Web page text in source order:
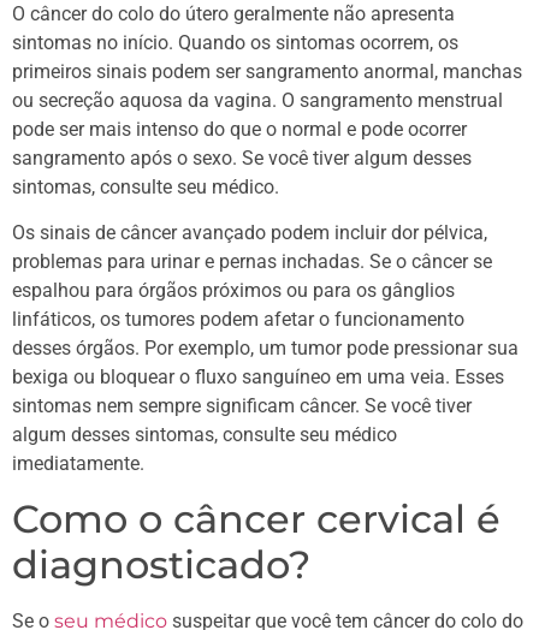
O câncer do colo do útero geralmente não apresenta
sintomas no início. Quando os sintomas ocorrem, os
primeiros sinais podem ser sangramento anormal, manchas
ou secreção aquosa da vagina. O sangramento menstrual
pode ser mais intenso do que o normal e pode ocorrer
sangramento após o sexo. Se você tiver algum desses
sintomas, consulte seu médico.
Os sinais de câncer avançado podem incluir dor pélvica,
problemas para urinar e pernas inchadas. Se o câncer se
espalhou para órgãos próximos ou para os gânglios
linfáticos, os tumores podem afetar o funcionamento
desses órgãos. Por exemplo, um tumor pode pressionar sua
bexiga ou bloquear o fluxo sanguíneo em uma veia. Esses
sintomas nem sempre significam câncer. Se você tiver
algum desses sintomas, consulte seu médico
imediatamente.
Como o câncer cervical é
diagnosticado?
Se o seu médico suspeitar que você tem câncer do colo do